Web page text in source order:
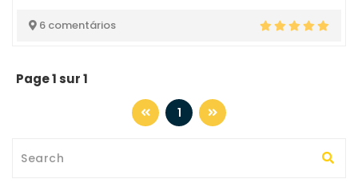
6 comentários
Page 1 sur 1
1